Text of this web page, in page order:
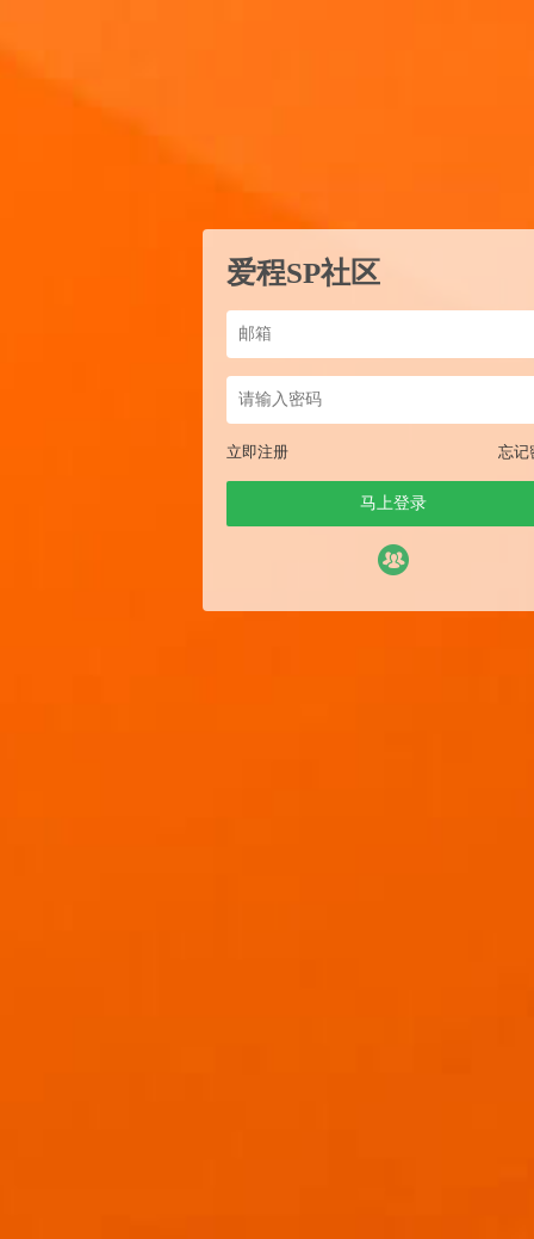
爱程SP社区
立即注册 忘记
马上登录